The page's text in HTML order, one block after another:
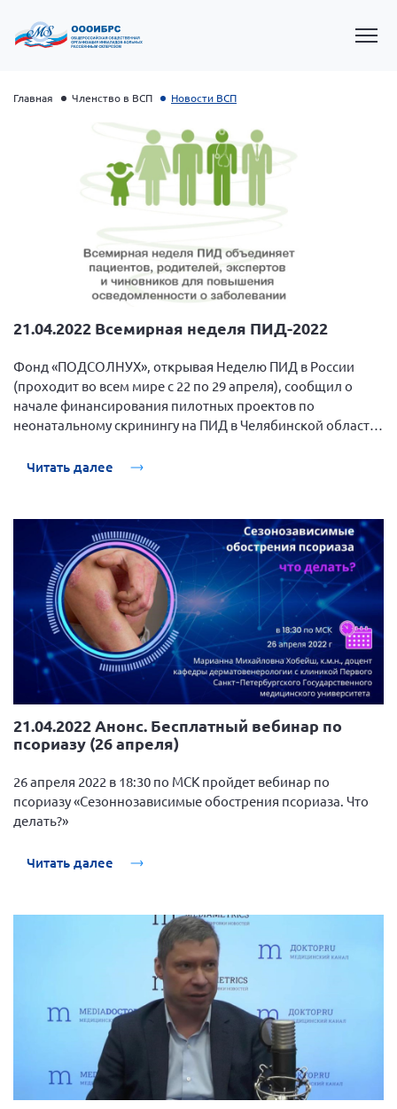
Президент Власов Я.В.
Первый вице-президент Кичигина Н. Ф.
Вице-президент Зрячева Н.В.
Вице-президент Шишлянников Ф.В.
Информационная служба
Отдел международных отношений
Вице-президент Валюх М.В.
Вице-президент Чернова А.В.
Вице-президент Цикорин И.В.
Вице-президент Груба Л.В.
Главный бухгалтер Жаворонкова Г.М.
Конференция ОООИБРС 2026
Конференция ОООИБРС 2025
Экспертный совет ОООИБРС 2025
Конференция ОООИБРС 2024
Конференция ОООИБРС 2023
Конференция ОООИБРС 2022
Конференция ОООИБРС 2021
Конференция ВСЭ 2021
Документы съездов
Четвертый съезд
Пятый съезд
Шестой съезд
ОФ «Фонд содействия больным рассеянным
склерозом»
Новости: Казахстан
Главная Членство в ВСП Новости ВСП
21.04.2022 Всемирная неделя ПИД-2022
Фонд «ПОДСОЛНУХ», открывая Неделю ПИД в России
(проходит во всем мире с 22 по 29 апреля), сообщил о
начале финансирования пилотных проектов по
неонатальному скринингу на ПИД в Челябинской области
Читать далее
21.04.2022 Анонс. Бесплатный вебинар по
псориазу (26 апреля)
26 апреля 2022 в 18:30 по МСК пройдет вебинар по
псориазу «Сезоннозависимые обострения псориаза. Что
делать?»
Читать далее